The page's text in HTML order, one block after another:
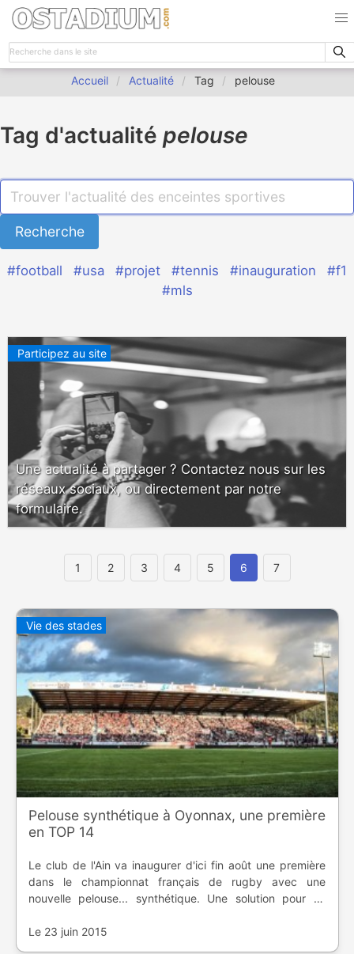
Accueil Actualité Tag pelouse
Tag d'actualité pelouse
#football #usa #projet #tennis #inauguration
#f1
#mls
Participez au site
Une actualité à partager ? Contactez nous sur les
réseaux sociaux, ou directement par notre
formulaire.
1 2 3 4 5 6 7
Vie des stades
Pelouse synthétique à Oyonnax, une première
en TOP 14
Le club de l'Ain va inaugurer d'ici fin août une première
dans le championnat français de rugby avec une
nouvelle pelouse... synthétique. Une solution pour se
Le 23 juin 2015